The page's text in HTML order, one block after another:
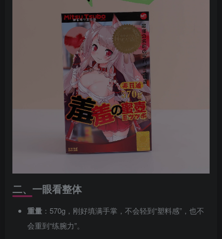
二、一眼看整体
重量 ：570g，刚好填满手掌，不会轻到“塑料感”，也不
会重到“练腕力”。